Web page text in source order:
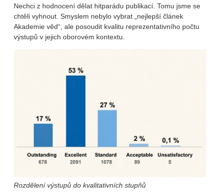
Nechci z hodnocení dělat hitparádu publikací. Tomu jsme se
chtěli vyhnout. Smyslem nebylo vybrat „nejlepší článek
Akademie věd“, ale posoudit kvalitu reprezentativního počtu
výstupů v jejich oborovém kontextu.
Rozdělení výstupů do kvalitativních stupňů